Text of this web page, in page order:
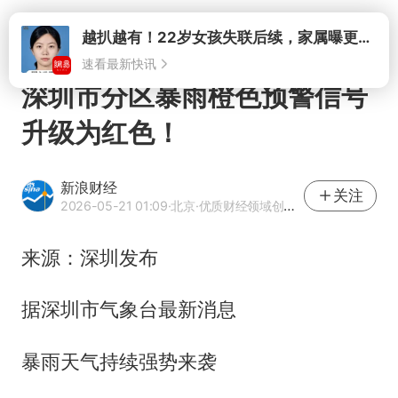
打开
深圳市分区暴雨橙色预警信号
升级为红色！
新浪财经
2026-05-21 01:09·北京·优质财经领域创作者
关注
来源：深圳发布
据深圳市气象台最新消息
暴雨天气持续强势来袭